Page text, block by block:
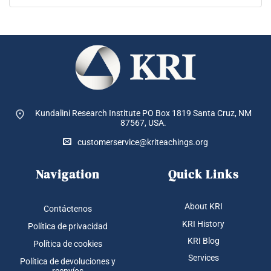
Kundalini Research Institute PO Box 1819 Santa Cruz, NM
87567, USA.
customerservice@kriteachings.org
Navigation
Contáctenos
Política de privacidad
Política de cookies
Política de devoluciones y
Quick Links
About KRI
KRI History
KRI Blog
Services